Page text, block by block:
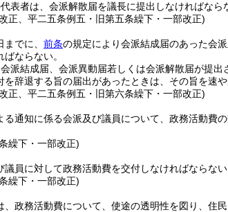
表者は、会派解散届を議長に提出しなければなら
正、平二五条例五・旧第五条繰下・一部改正)
でに、 前条の規定により会派結成届のあった会
ならない。
派結成届、会派異動届若しくは会派解散届が提
辞退する旨の届出があったときは、その旨を速
正、平二五条例五・旧第六条繰下・一部改正)
る通知に係る会派及び議員について、政務活動費
繰下・一部改正)
員に対して政務活動費を交付しなければならない
繰下・一部改正)
、政務活動費について、使途の透明性を図り、住